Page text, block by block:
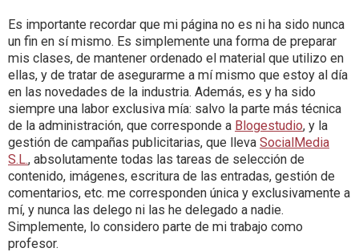
Es importante recordar que mi página no es ni ha sido nunca
un fin en sí mismo. Es simplemente una forma de preparar
mis clases, de mantener ordenado el material que utilizo en
ellas, y de tratar de asegurarme a mí mismo que estoy al día
en las novedades de la industria. Además, es y ha sido
siempre una labor exclusiva mía: salvo la parte más técnica
de la administración, que corresponde a Blogestudio, y la
gestión de campañas publicitarias, que lleva SocialMedia
S.L., absolutamente todas las tareas de selección de
contenido, imágenes, escritura de las entradas, gestión de
comentarios, etc. me corresponden única y exclusivamente a
mí, y nunca las delego ni las he delegado a nadie.
Simplemente, lo considero parte de mi trabajo como
profesor.